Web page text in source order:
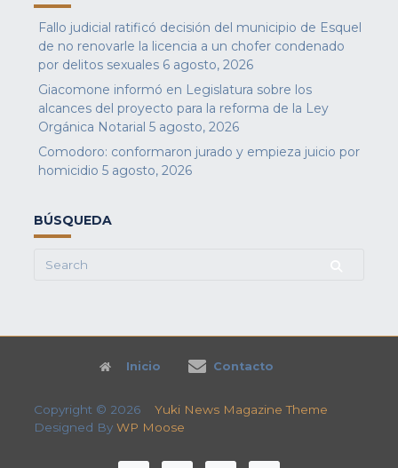
Fallo judicial ratificó decisión del municipio de Esquel
de no renovarle la licencia a un chofer condenado
por delitos sexuales 6 agosto, 2026
Giacomone informó en Legislatura sobre los
alcances del proyecto para la reforma de la Ley
Orgánica Notarial 5 agosto, 2026
Comodoro: conformaron jurado y empieza juicio por
homicidio 5 agosto, 2026
BÚSQUEDA
Search
Inicio Contacto
Copyright © 2026 Yuki News Magazine Theme
Designed By WP Moose